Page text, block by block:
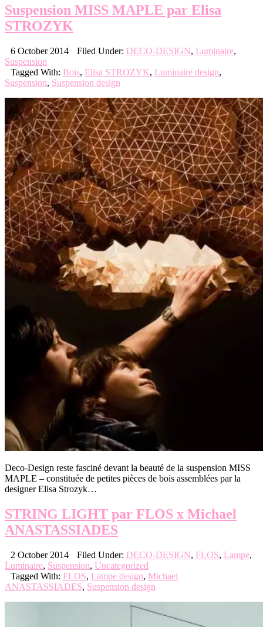
Suspension MISS MAPLE par Elisa
STROZYK
6 October 2014 Filed Under: DECO-DESIGN, Luminaire,
Suspension
Tagged With: Bois, Elisa STROZYK, Luminaire design,
Suspension, Suspension design
Deco-Design reste fasciné devant la beauté de la suspension MISS
MAPLE – constituée de petites pièces de bois assemblées par la
designer Elisa Strozyk…
STRING LIGHT par FLOS x Michael
ANASTASSIADES
2 October 2014 Filed Under: DECO-DESIGN, FLOS, Lampe,
Luminaire, Suspension, Uncategorized
Tagged With: FLOS, Lampe design, Michael
ANASTASSIADES, Suspension design